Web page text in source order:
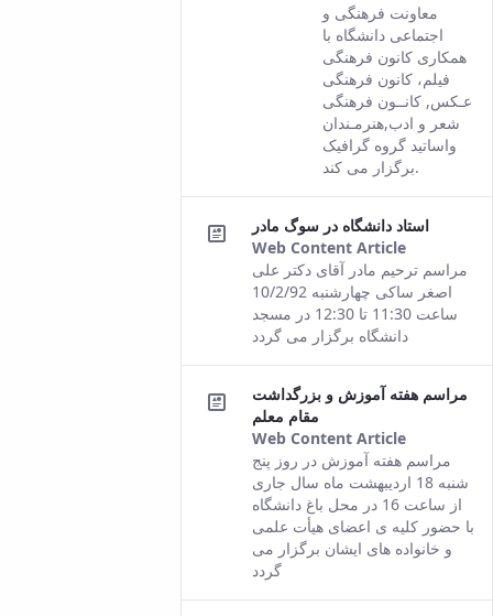
This result
comes from
the Persian
version of this
content.
معاونت فرهنگی و
اجتماعی دانشگاه با
همکاری کانون فرهنگی
فیلم، کانون فرهنگی
عـکس, کانــون فرهنگی
شعر و ادب,هنرمـندان
واساتید گروه گرافیک
برگزار می کند.
استاد دانشگاه در سوگ مادر
Web Content Article
This
result
comes
this
مراسم ترحیم مادر آقای دکتر علی
اصغر ساکی چهارشنبه 10/2/92
ساعت 11:30 تا 12:30 در مسجد
دانشگاه برگزار می گردد
مراسم هفته آموزش و بزرگداشت
مقام معلم
Web Content Article
This
result
comes
from the
Persian
version of
مراسم هفته آموزش در روز پنج
شنبه 18 اردیبهشت ماه سال جاری
از ساعت 16 در محل باغ دانشگاه
با حضور کلیه ی اعضای هیأت علمی
و خانواده های ایشان برگزار می
گردد